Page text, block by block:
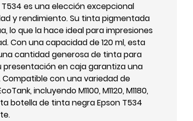
es una elección excepcional
y rendimiento. Su tinta pigmentada
lo que la hace ideal para impresiones
Con una capacidad de 120 ml, esta
cantidad generosa de tinta para
presentación en caja garantiza una
con una variedad de
incluyendo M1100, M1120, M1180,
botella de tinta negra Epson T534